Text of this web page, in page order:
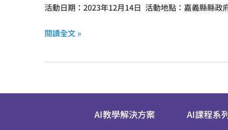
活動日期：2023年12月14日 活動地點：嘉義縣縣
魅
首
數
應
閱讀全文 »
AI教學解決方案 AI課程系